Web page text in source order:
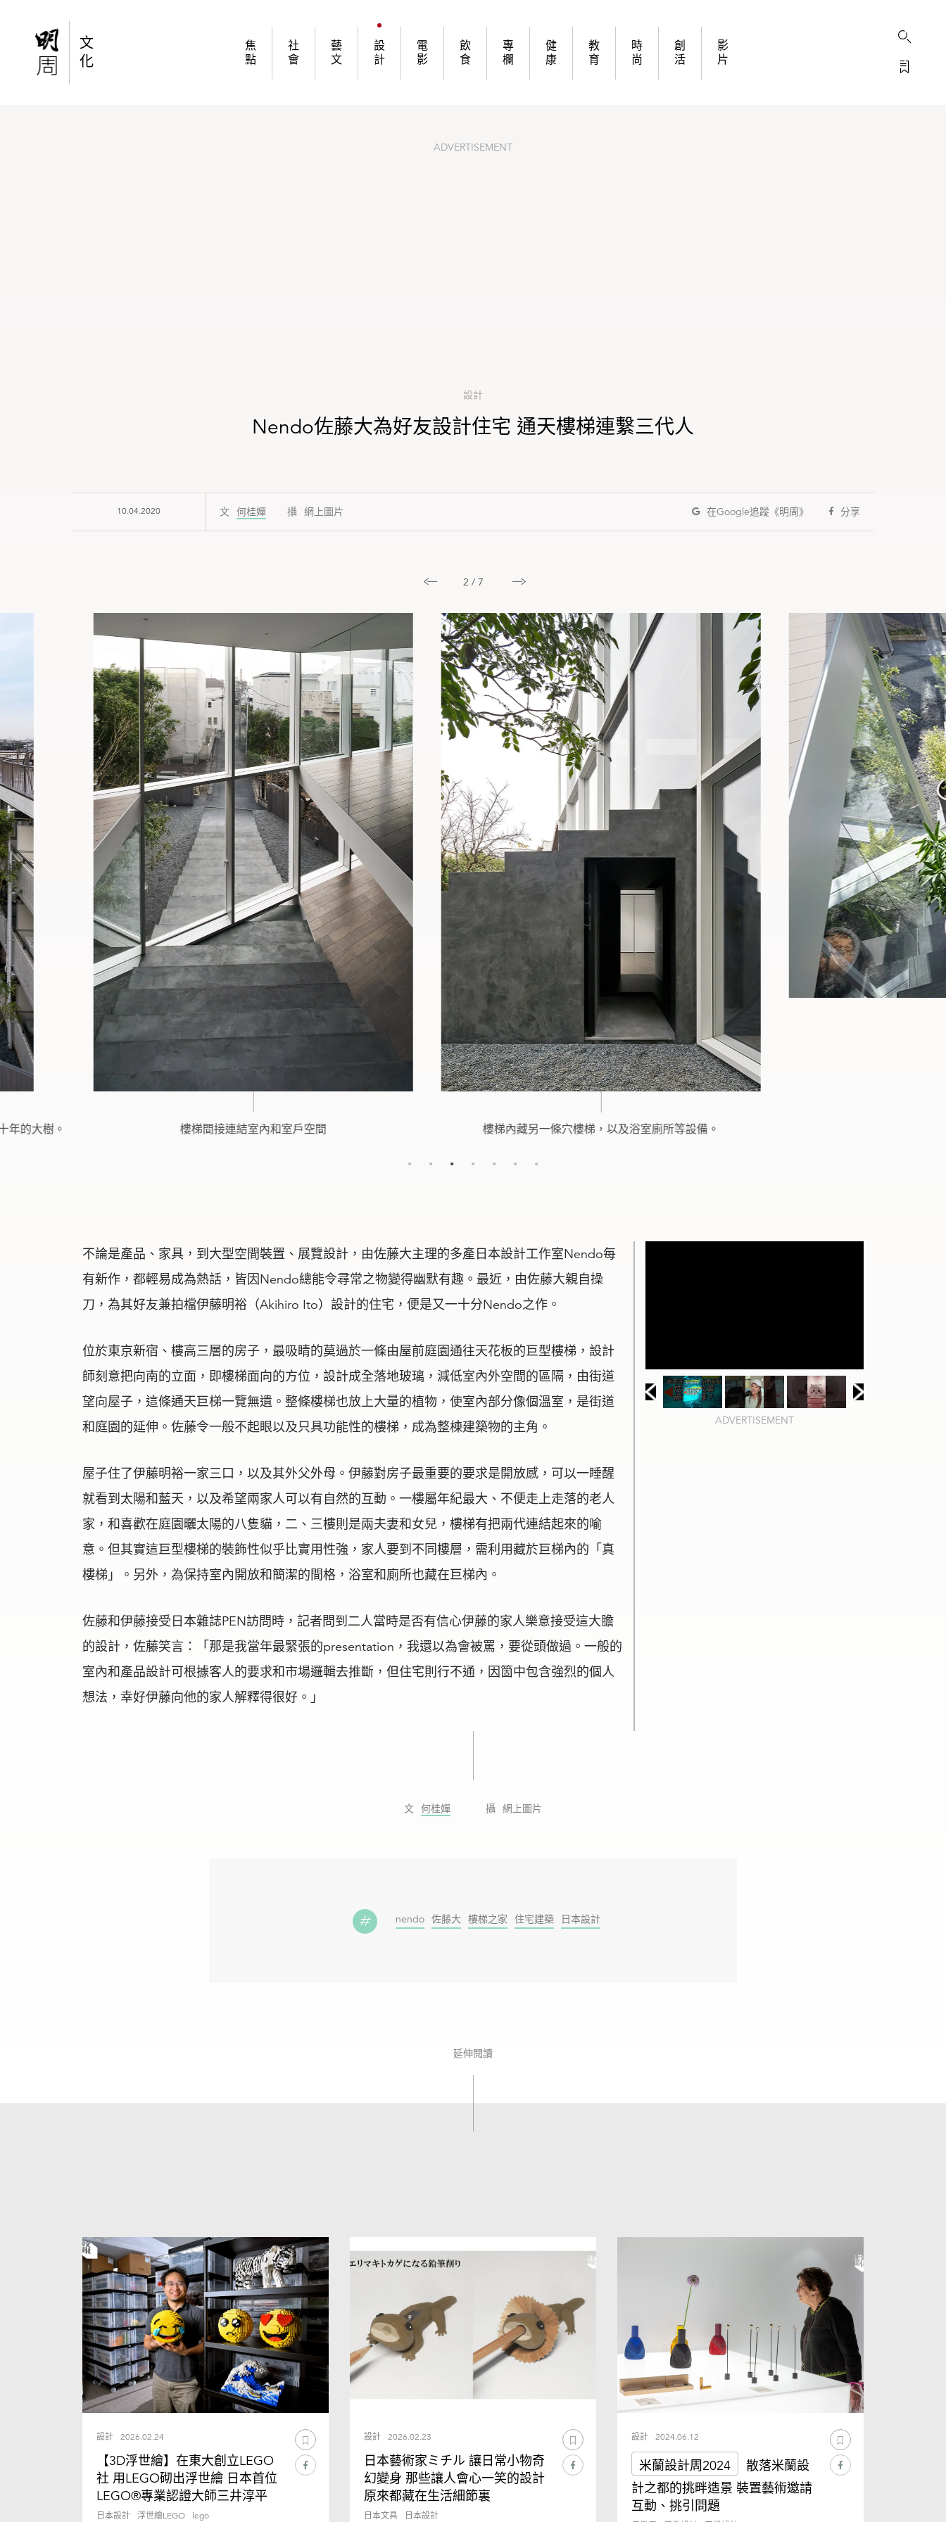
文
化
焦
點
社
會
藝
文
設
計
電
影
飲
食
專
欄
健
康
教
育
時
尚
創
活
影
片
ADVERTISEMENT
設計
Nendo佐藤大為好友設計住宅 通天樓梯連繫三代人
10.04.2020 何桂嬋 網上圖片 在Google追蹤《明周》 分享
3 / 7
樓梯間接連結室內和室戶空間 樓梯內藏另一條穴樓梯，以及浴室廁所等設備。
不論是產品、家具，到大型空間裝置、展覽設計，由佐藤大主理的多產日本設計工作室Nendo每
有新作，都輕易成為熱話，皆因Nendo總能令尋常之物變得幽默有趣。最近，由佐藤大親自操
刀，為其好友兼拍檔伊藤明裕（Akihiro Ito）設計的住宅，便是又一十分Nendo之作。
位於東京新宿、樓高三層的房子，最吸睛的莫過於一條由屋前庭園通往天花板的巨型樓梯，設計
師刻意把向南的立面，即樓梯面向的方位，設計成全落地玻璃，減低室內外空間的區隔，由街道
望向屋子，這條通天巨梯一覽無遺。整條樓梯也放上大量的植物，使室內部分像個溫室，是街道
和庭園的延伸。佐藤令一般不起眼以及只具功能性的樓梯，成為整棟建築物的主角。
屋子住了伊藤明裕一家三口，以及其外父外母。伊藤對房子最重要的要求是開放感，可以一睡醒
就看到太陽和藍天，以及希望兩家人可以有自然的互動。一樓屬年紀最大、不便走上走落的老人
家，和喜歡在庭園曬太陽的八隻貓，二、三樓則是兩夫妻和女兒，樓梯有把兩代連結起來的喻
意。但其實這巨型樓梯的裝飾性似乎比實用性強，家人要到不同樓層，需利用藏於巨梯內的「真
樓梯」。另外，為保持室內開放和簡潔的間格，浴室和廁所也藏在巨梯內。
佐藤和伊藤接受日本雜誌PEN訪問時，記者問到二人當時是否有信心伊藤的家人樂意接受這大膽
的設計，佐藤笑言：「那是我當年最緊張的presentation，我還以為會被罵，要從頭做過。一般的
室內和產品設計可根據客人的要求和市場邏輯去推斷，但住宅則行不通，因箇中包含強烈的個人
想法，幸好伊藤向他的家人解釋得很好。」
ADVERTISEMENT
何桂嬋 網上圖片
nendo 佐藤大 樓梯之家 住宅建築 日本設計
延伸閱讀
設計 2026.02.24
【3D浮世繪】在東大創立LEGO
社 用LEGO砌出浮世繪 日本首位
LEGO®專業認證大師三井淳平
日本設計 浮世繪LEGO lego
設計 2026.02.23
日本藝術家ミチル 讓日常小物奇
幻變身 那些讓人會心一笑的設計
原來都藏在生活細節裏
日本文具 日本設計
設計 2024.06.12
米蘭設計周2024
散落米蘭設
計之都的挑畔造景 裝置藝術邀請
互動、挑引問題